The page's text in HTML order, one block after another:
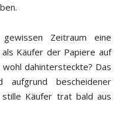
Zeitraum eine
Käufer der Papiere auf
dahintersteckte? Das
bescheidener
Käufer trat bald aus